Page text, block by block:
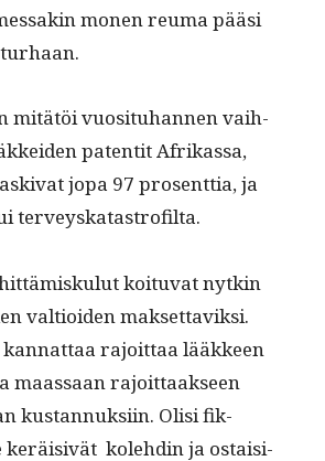
mon­en reuma pääsi
mitätöi vuosi­tuhan­nen vai­h­
paten­tit Afrikas­sa,
jopa 97 pros­ent­tia, ja
terveyskatastrofilta.
koitu­vat nytkin
val­tioiden mak­set­taviksi.
kan­nat­taa rajoit­taa lääk­keen
maas­saan rajoit­taak­seen
kus­tan­nuk­si­in. Olisi fik­
keräi­sivät kole­hdin ja ostaisi­